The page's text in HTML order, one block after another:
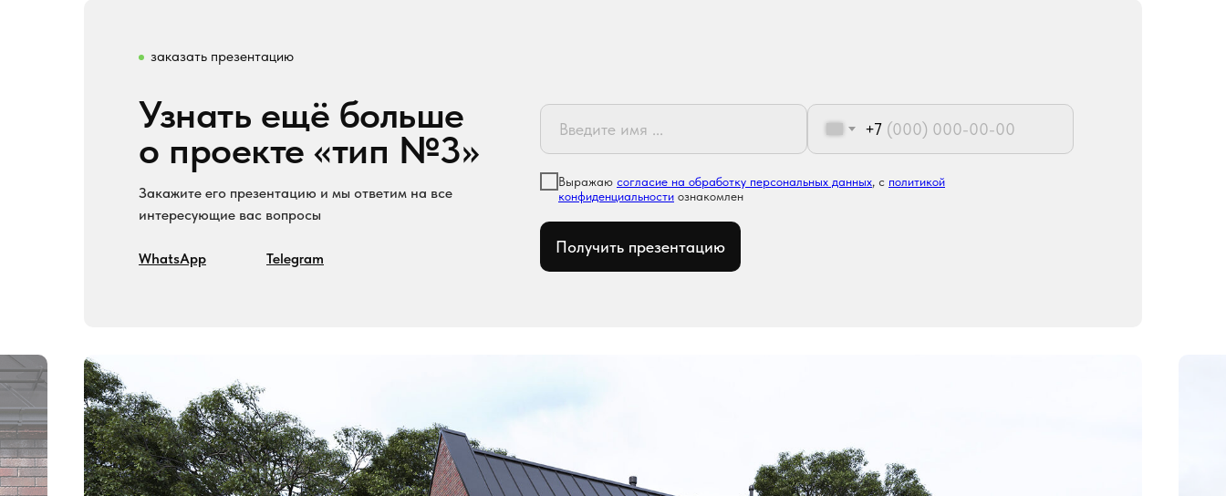
Узнать ещё больше
о проекте «тип №3»
Закажите его презентацию и мы ответим на все
интересующие вас вопросы
WhatsApp Telegram
заказать презентацию
+7
Выражаю согласие на обработку персональных данных, с политикой
конфиденциальности ознакомлен
Получить презентацию